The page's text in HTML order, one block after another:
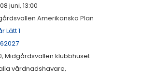
juni, 13:00
Amerikanska Plan
Lätt 1
Midgårdsvallen klubbhuset
vårdnadshavare,